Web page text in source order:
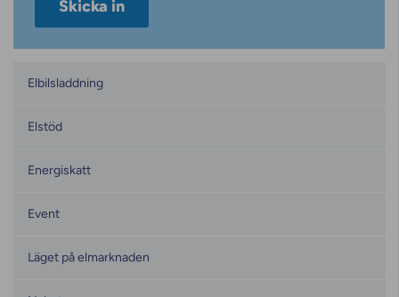
Elbilsladdning
Elstöd
Energiskatt
Event
Läget på elmarknaden